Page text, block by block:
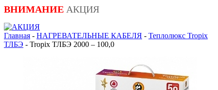
ВНИМАНИЕ АКЦИЯ
Главная - НАГРЕВАТЕЛЬНЫЕ КАБЕЛЯ - Теплолюкс Tropix
ТЛБЭ - Tropix ТЛБЭ 2000 – 100,0